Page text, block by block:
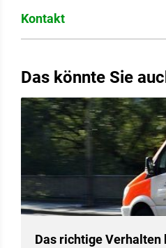
Postkarte RUMMSS!!! in DIN
Kontakt
Eric Siegmund
Tel.: 0511/ 35772687
E-Mail schreiben
Das könnte Sie
Das richtige Verhalten